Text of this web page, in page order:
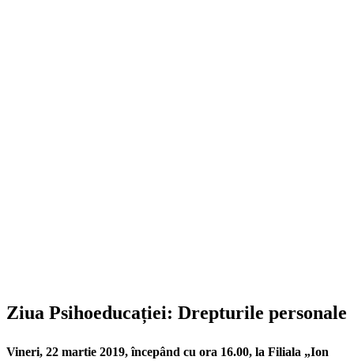
Ziua Psihoeducației: Drepturile personale
Vineri, 22 martie 2019, începând cu ora 16.00, la Filiala „Ion